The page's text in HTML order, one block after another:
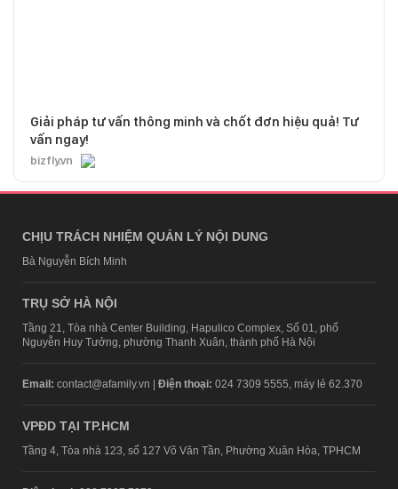
Giải pháp tư vấn thông minh và chốt đơn hiệu quả! Tư
vấn ngay!
bizfly.vn
CHỊU TRÁCH NHIỆM QUẢN LÝ NỘI DUNG
Bà Nguyễn Bích Minh
TRỤ SỞ HÀ NỘI
Tầng 21, Tòa nhà Center Building, Hapulico Complex, Số 01, phố
Nguyễn Huy Tưởng, phường Thanh Xuân, thành phố Hà Nội
Email: contact@afamily.vn | Điện thoại: 024 7309 5555, máy lẻ 62.370
VPĐD TẠI TP.HCM
Tầng 4, Tòa nhà 123, số 127 Võ Văn Tần, Phường Xuân Hòa, TPHCM